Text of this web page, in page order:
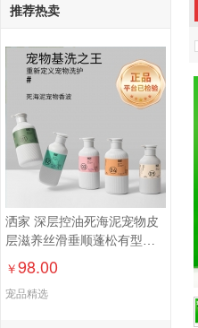
推荐热卖
洒家 深层控油死海泥宠物皮
层滋养丝滑垂顺蓬松有型滋
养柔顺宠物护狗猫宠物香波
￥98.00
宠品精选